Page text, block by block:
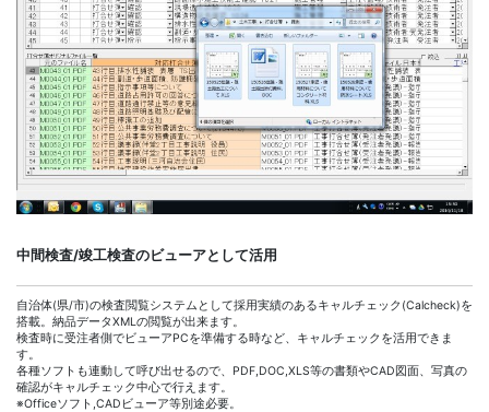
中間検査/竣工検査のビューアとして活用
自治体(県/市)の検査閲覧システムとして採用実績のあるキャルチェック(Calcheck)を
搭載。納品データXMLの閲覧が出来ます。
検査時に受注者側でビューアPCを準備する時など、キャルチェックを活用できま
す。
各種ソフトも連動して呼び出せるので、PDF,DOC,XLS等の書類やCAD図面、写真の
確認がキャルチェック中心で行えます。
※Officeソフト,CADビューア等別途必要。